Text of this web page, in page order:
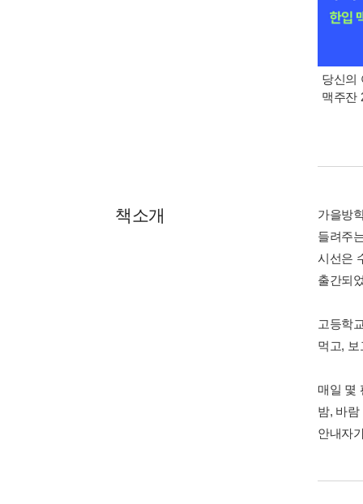
당신의
맥주잔
책소개
가을방
들려주
시선은
출간되
고등학
먹고,
매일 몇
밤, 바
안내자